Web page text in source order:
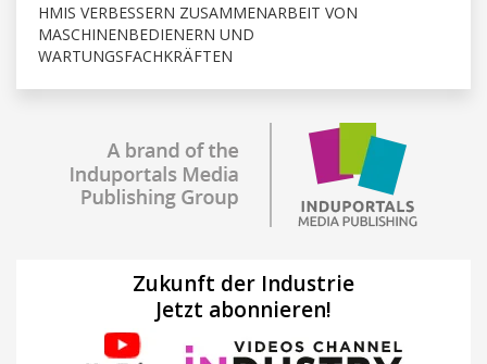
HMIS VERBESSERN ZUSAMMENARBEIT VON
MASCHINENBEDIENERN UND
WARTUNGSFACHKRÄFTEN
Zukunft der Industrie
Jetzt abonnieren!